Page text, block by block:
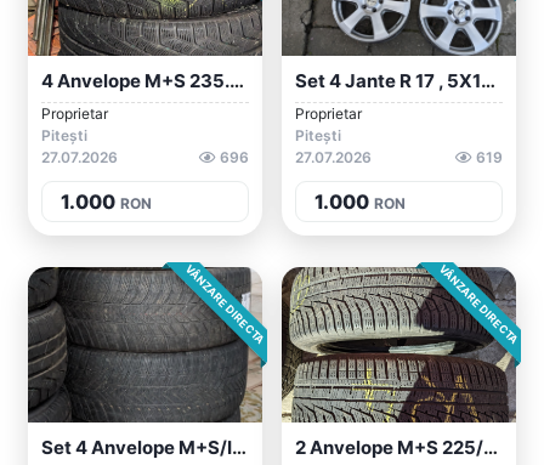
4 Anvelope M+S 235.50.19 , PIRELLI/CONTI...
Proprietar
Pitești
27.07.2026
696
1.000 RON
Set 4 Jante R 17 , 5X112 WV Audi Skoda S...
Proprietar
Pitești
27.07.2026
619
1.000 RON
VÂNZARE DIRECTA
Set 4 Anvelope M+S/iarna 255/50/19 Bridg...
VÂNZARE DIRECTA
2 Anvelope M+S 225/45/18 Hankook